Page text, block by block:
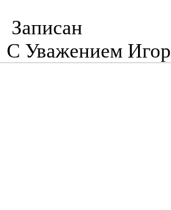
Записан
С Уважением